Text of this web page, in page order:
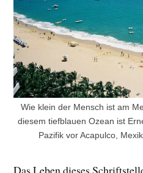
können wir Daten wie das Surfverhalten
verarbeiten. Wenn du deine Zustimmung
bestimmte Funktionen beeinträchtigt werden.
COOKIES
Wie klein der Mensch ist am
diesem tiefblauen Ozean ist
Pazifik vor Acapulco,